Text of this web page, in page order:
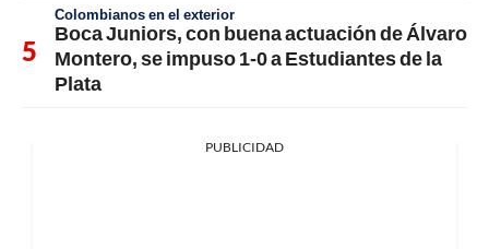
Colombianos en el exterior
Boca Juniors, con buena actuación de Álvaro
Montero, se impuso 1-0 a Estudiantes de la
Plata
PUBLICIDAD